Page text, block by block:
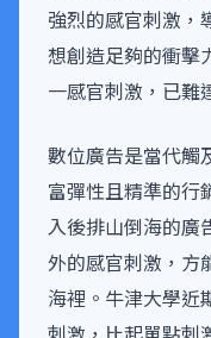
強烈的感官刺激，
想創造足夠的衝擊
一感官刺激，已難
數位廣告是當代觸
富彈性且精準的行
入後排山倒海的廣
外的感官刺激，方
海裡。牛津大學近